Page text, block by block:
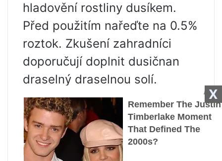
X
hladovění rostliny dusíkem.
Před použitím nařeďte na 0.5%
roztok. Zkušení zahradníci
doporučují doplnit dusičnan
draselný draselnou solí.
Počínaje brzkým jarem, kdy
rostlina vstoupí do aktivní
růstové fáze, můžete aplikovat
komplexní minerální hnojiva,